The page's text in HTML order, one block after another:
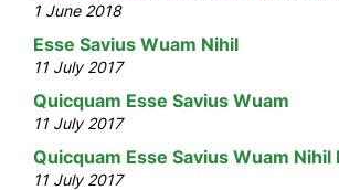
1 June 2018
Esse Savius Wuam Nihil
11 July 2017
Quicquam Esse Savius Wuam
11 July 2017
Quicquam Esse Savius Wuam Nihil
11 July 2017